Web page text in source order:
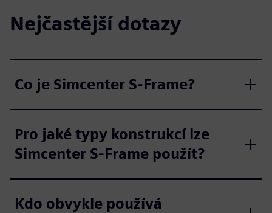
Nejčastější dotazy
Co je Simcenter S-Frame?
Pro jaké typy konstrukcí lze
Simcenter S-Frame použít?
Kdo obvykle používá